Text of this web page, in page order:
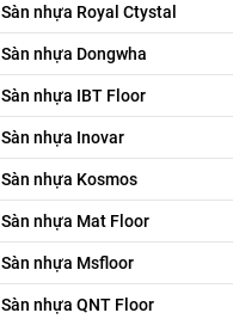
Sàn nhựa Royal Ctystal
Sàn nhựa Dongwha
Sàn nhựa IBT Floor
Sàn nhựa Inovar
Sàn nhựa Kosmos
Sàn nhựa Mat Floor
Sàn nhựa Msfloor
Sàn nhựa QNT Floor